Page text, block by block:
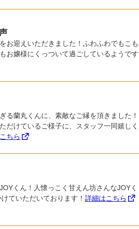
お迎えいただきました！ふわふわでもこも
お嬢様にくっついて過ごしているようです
る蘭丸くんに、素敵なご縁を頂きました！
だけているご様子に、スタッフ一同嬉しく
ちら
くん！人懐っこく甘えん坊さんなJOYく
ていただいております！ 詳細はこちら